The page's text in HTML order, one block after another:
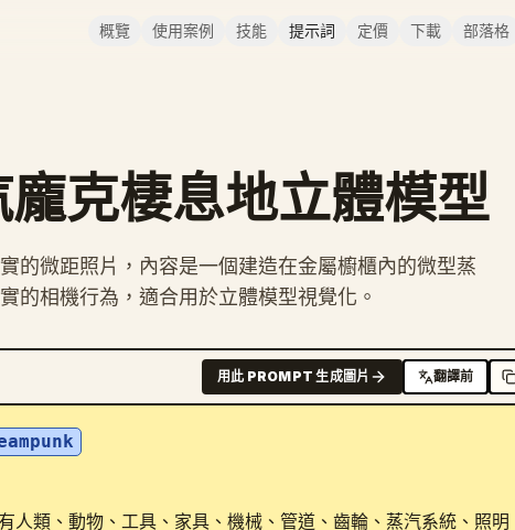
概覽 使用案例 技能 提示詞 定價 下載 部落格
克棲息地立體模型
的微距照片，內容是一個建造在金屬櫥櫃內的微型蒸
的相機行為，適合用於立體模型視覺化。
用此 PROMPT 生成圖片 翻譯前
類、動物、工具、家具、機械、管道、齒輪、蒸汽系統、照明